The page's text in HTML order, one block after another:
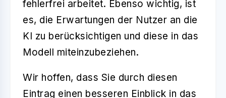
fehlerfrei arbeitet. Ebenso wichtig, ist
es, die Erwartungen der Nutzer an die
KI zu berücksichtigen und diese in das
Modell miteinzubeziehen.
Wir hoffen, dass Sie durch diesen
Eintrag einen besseren Einblick in das